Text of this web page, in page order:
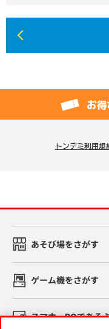
お
トンデミ利用規
あそび場をさがす
ゲーム機をさがす
スマホ・PCであそ